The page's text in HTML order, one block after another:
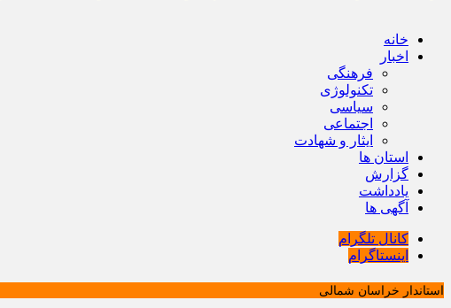
خانه
اخبار
فرهنگی
تکنولوژی
سیاسی
اجتماعی
ایثار و شهادت
استان ها
گزارش
یادداشت
آگهی ها
کانال تلگرام
اینستاگرام
استاندار خراسان شمالی